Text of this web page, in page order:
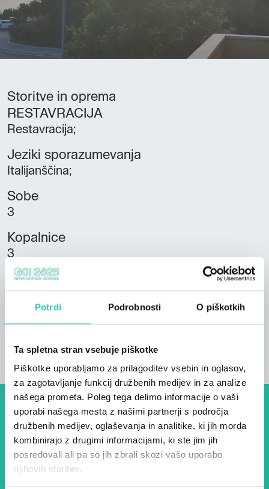
Potrdi Podrobnosti O piškotkih
Ta spletna stran vsebuje piškotke
Piškotke uporabljamo za prilagoditev vsebin in oglasov,
za zagotavljanje funkcij družbenih medijev in za analize
našega prometa. Poleg tega delimo informacije o vaši
uporabi našega mesta z našimi partnerji s področja
družbenih medijev, oglaševanja in analitike, ki jih morda
kombinirajo z drugimi informacijami, ki ste jim jih
posredovali ali pa so jih zbrali skozi vašo uporabo
njihovih storitev.
Storitve in oprema
RESTAVRACIJA
Restavracija;
Jeziki sporazumevanja
Italijanščina;
Sobe
3
Kopalnice
3
Postelje
12
Stanovanjske enote
Dogodki, članki in zgodbe iz
evropske prestolnice kulture
– prijavite se na naš novičnik
in ostanite na tekočem z